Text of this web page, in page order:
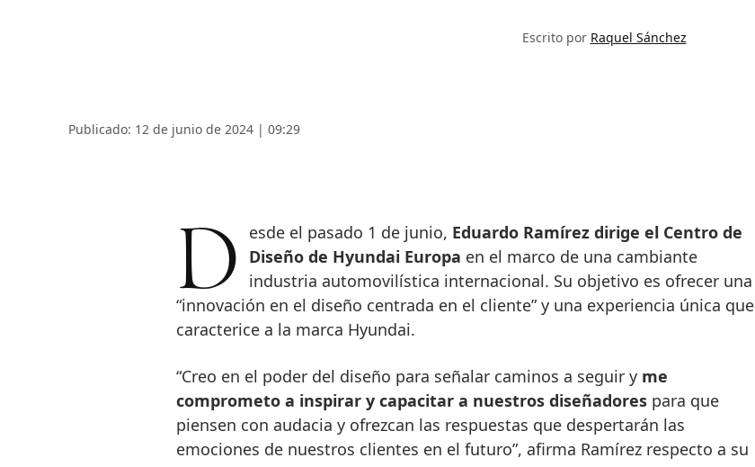
Escrito por Raquel Sánchez
Publicado: 12 de junio de 2024 | 09:29
Desde el pasado 1 de junio, Eduardo Ramírez dirige el Centro de
Diseño de Hyundai Europa en el marco de una cambiante
industria automovilística internacional. Su objetivo es ofrecer una
“innovación en el diseño centrada en el cliente” y una experiencia única que
caracterice a la marca Hyundai.
“Creo en el poder del diseño para señalar caminos a seguir y me
comprometo a inspirar y capacitar a nuestros diseñadorespara que
piensen con audacia y ofrezcan las respuestas que despertarán las
emociones de nuestros clientes en el futuro”, afirma Ramírez respecto a su